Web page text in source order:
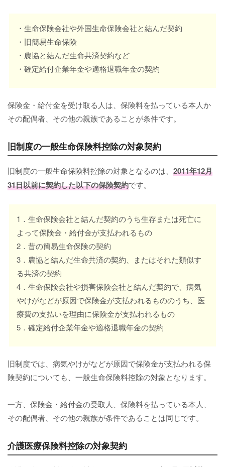
・生命保険会社や外国生命保険会社と結んだ契約
・旧簡易生命保険
・農協と結んだ生命共済契約など
・確定給付企業年金や適格退職年金の契約
保険金・給付金を受け取る人は、保険料を払っている本人か
その配偶者、その他の親族であることが条件です。
旧制度の一般生命保険料控除の対象契約
旧制度の一般生命保険料控除の対象となるのは、 2011年12月
31日以前に契約した以下の保険契約です。
1．生命保険会社と結んだ契約のうち生存または死亡に
よって保険金・給付金が支払われるもの
2．昔の簡易生命保険の契約
3．農協と結んだ生命共済の契約、またはそれた類似す
る共済の契約
4．生命保険会社や損害保険会社と結んだ契約で、病気
やけがなどが原因で保険金が支払われるもののうち、医
療費の支払いを理由に保険金が支払われるもの
5．確定給付企業年金や適格退職年金の契約
旧制度では、病気やけがなどが原因で保険金が支払われる保
険契約についても、一般生命保険料控除の対象となります。
一方、保険金・給付金の受取人、保険料を払っている本人、
その配偶者、その他の親族が条件であることは同じです。
介護医療保険料控除の対象契約